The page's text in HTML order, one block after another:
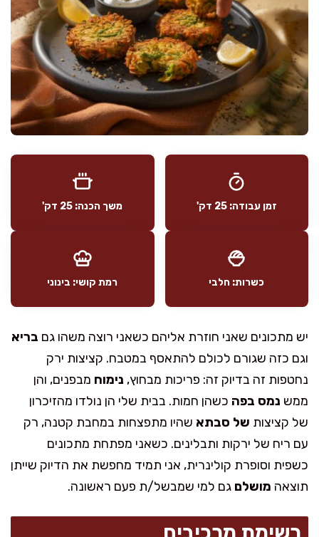
זמן עבודה: 25 דק' משך הכנה: 25 דק'
כשרות: חלבי רמת קושי: בינוני
יש מתכונים שאני חוזרת אליהם כשאני רוצה משהו גם בריא
וגם כזה שגורם לכולם להתאסף במטבח. קציצות ירק
נחטפות זה בדיוק זה: פריכות מבחוץ, נימוח מבפנים, והן
ממש נמס בפה כשהן חמות. בבית שלי הן נולדו מהזיכרון
של קציצות של סבתא שהיו מתפצחות במחבת קטנה, רק
עם ריח של ירקות ותבלינים. כשאני מפתחת מתכונים
כשפית וסופרת קולינרית, אני תמיד מחפשת את הדיוק שייתן
תוצאה מושלם גם למי שמבשל/ת פעם ראשונה.